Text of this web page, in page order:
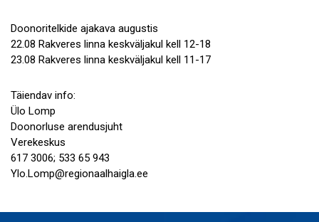
Doonoritelkide ajakava augustis
22.08 Rakveres linna keskväljakul kell 12-18
23.08 Rakveres linna keskväljakul kell 11-17
Täiendav info:
Ülo Lomp
Doonorluse arendusjuht
Verekeskus
617 3006; 533 65 943
Ylo.Lomp@regionaalhaigla.ee